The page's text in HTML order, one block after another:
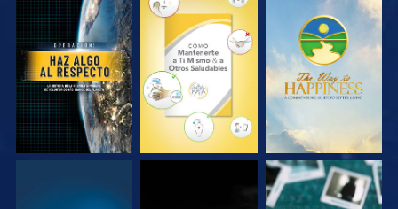
VE VE VE